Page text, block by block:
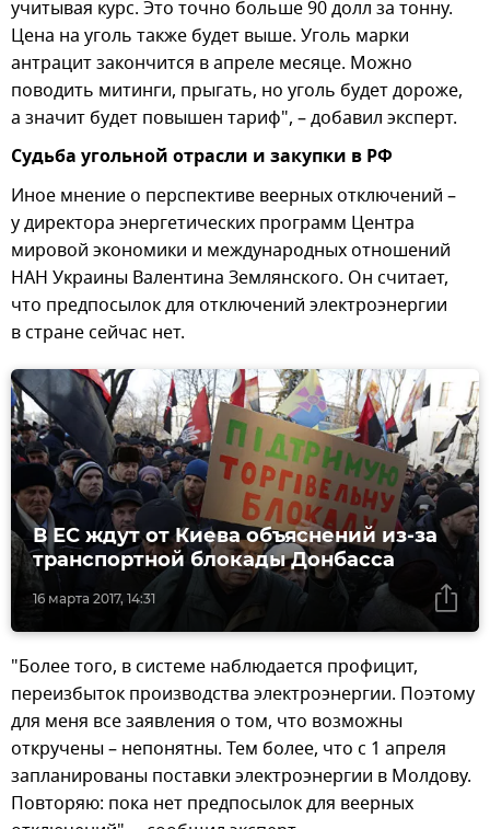
учитывая курс. Это точно больше 90 долл за тонну.
Цена на уголь также будет выше. Уголь марки
антрацит закончится в апреле месяце. Можно
поводить митинги, прыгать, но уголь будет дороже,
а значит будет повышен тариф", – добавил эксперт.
Судьба угольной отрасли и закупки в РФ
Иное мнение о перспективе веерных отключений –
у директора энергетических программ Центра
мировой экономики и международных отношений
НАН Украины Валентина Землянского. Он считает,
что предпосылок для отключений электроэнергии
в стране сейчас нет.
16 марта 2017, 14:31
В ЕС ждут от Киева объяснений из-за
транспортной блокады Донбасса
"Более того, в системе наблюдается профицит,
переизбыток производства электроэнергии. Поэтому
для меня все заявления о том, что возможны
откручены – непонятны. Тем более, что с 1 апреля
запланированы поставки электроэнергии в Молдову.
Повторяю: пока нет предпосылок для веерных